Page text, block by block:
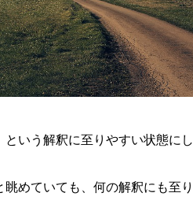
いう解釈に至りやすい状態にし
めていても、何の解釈にも至り